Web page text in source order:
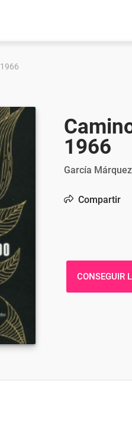
1966
García
Compartir
CONSEGUIR